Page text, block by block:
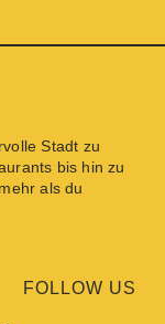
Stadt zu
bis hin zu
als du
FOLLOW US